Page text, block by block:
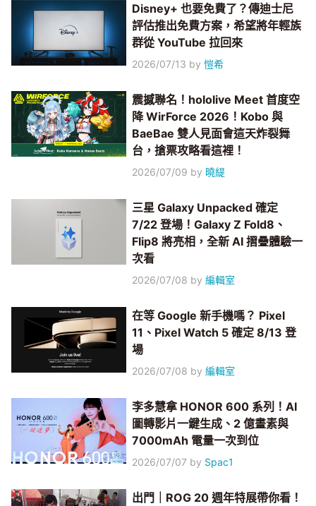
Disney+ 也要免費了？傳迪士尼
評估推出免費方案，希望將年輕族
群從 YouTube 拉回來
2026/07/13 by愷希
震撼聯名！hololive Meet 首度空
降 WirForce 2026！Kobo 與
BaeBae 雙人見面會這天炸裂舞
台，搶票攻略看這裡！
2026/07/09 by 曉緹
三星 Galaxy Unpacked 確定
7/22 登場！Galaxy Z Fold8、
Flip8 將亮相，全新 AI 摺疊體驗一
次看
2026/07/08 by編輯室
在等 Google 新手機嗎？ Pixel
11、Pixel Watch 5 確定 8/13 登
場
2026/07/08 by編輯室
李多慧拿 HONOR 600 系列！AI
圖轉影片一鍵生成、2 億畫素與
7000mAh 電量一次到位
2026/07/07 by Spac1
出門｜ROG 20 週年特展帶你看！